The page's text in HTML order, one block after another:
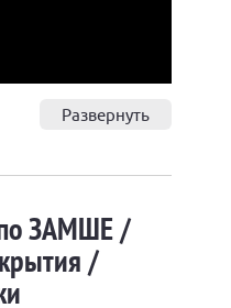
Развернуть
ЗАМШЕ /
/